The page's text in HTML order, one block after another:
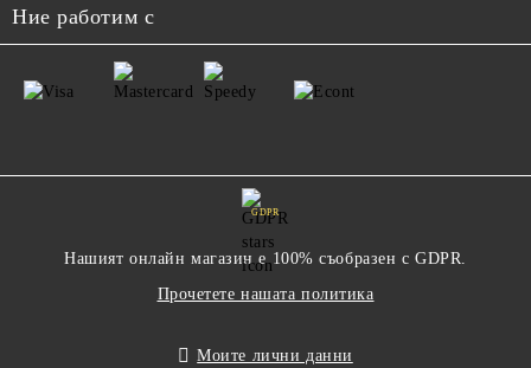
Ние работим с
GDPR
Нашият онлайн магазин е 100% съобразен с GDPR.
Прочетете нашата политика
Моите лични данни